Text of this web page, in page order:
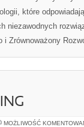
które
niezawodnych
i Zrównoważony
MOŻLIWOŚĆ